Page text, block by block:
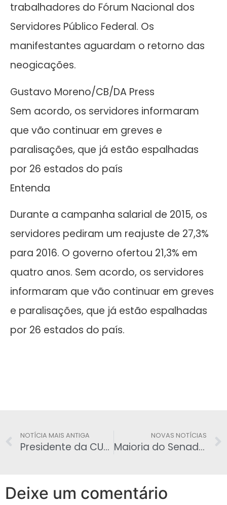
trabalhadores do Fórum Nacional dos
Servidores Público Federal. Os
manifestantes aguardam o retorno das
neogicações.
Gustavo Moreno/CB/DA Press
Sem acordo, os servidores informaram
que vão continuar em greves e
paralisações, que já estão espalhadas
por 26 estados do país
Entenda
Durante a campanha salarial de 2015, os
servidores pediram um reajuste de 27,3%
para 2016. O governo ofertou 21,3% em
quatro anos. Sem acordo, os servidores
informaram que vão continuar em greves
e paralisações, que já estão espalhadas
por 26 estados do país.
NOTÍCIA MAIS ANTIGA
Presidente da CUT, que ameaçou colocar militância ‘armada’ nas ruas, é conselheiro do BNDES
NOVAS NOTÍCIAS
Maioria do Senado é contra PEC que reduz idade penal
Deixe um comentário